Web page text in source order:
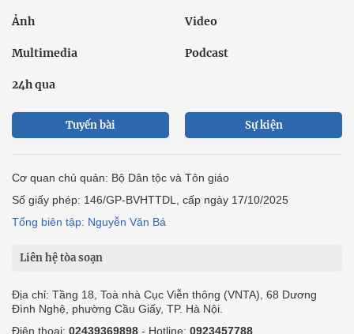
Ảnh Video
Multimedia Podcast
24h qua
Tuyến bài Sự kiện
Cơ quan chủ quản: Bộ Dân tộc và Tôn giáo
Số giấy phép: 146/GP-BVHTTDL, cấp ngày 17/10/2025
Tổng biên tập: Nguyễn Văn Bá
Liên hệ tòa soạn
Địa chỉ: Tầng 18, Toà nhà Cục Viễn thông (VNTA), 68 Dương
Đình Nghệ, phường Cầu Giấy, TP. Hà Nội.
Điện thoại: 02439369898 - Hotline: 0923457788